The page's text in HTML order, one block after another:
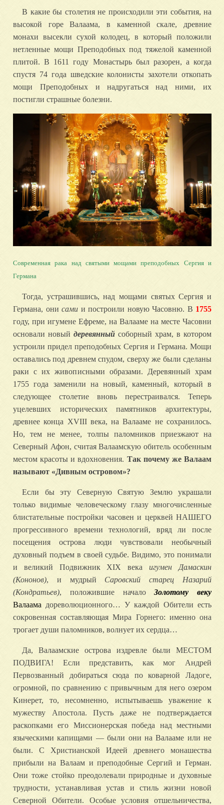
В какие бы столетия не происходили эти события, на
высокой горе Валаама, в каменной скале, древние
монахи высекли сухой колодец, в который положили
нетленные мощи Преподобных под тяжелой каменной
плитой. В 1611 году Монастырь был разорен, а когда
спустя 74 года шведские колонисты захотели откопать
мощи Преподобных и надругаться над ними, их
постигли страшные болезни.
Современная рака над святыми мощами преподобных Сергия и
Германа
Тогда, устрашившись, над мощами святых Сергия и
Германа, они сами и построили новую Часовню. В 1755
году, при игумене Ефреме, на Валааме на месте Часовни
основали новый деревянный соборный храм, в котором
устроили придел преподобных Сергия и Германа. Мощи
оставались под древнем спудом, сверху же были сделаны
раки с их живописными образами. Деревянный храм
1755 года заменили на новый, каменный, который в
следующее столетие вновь перестраивался. Теперь
уцелевших исторических памятников архитектуры,
древнее конца XVIII века, на Валааме не сохранилось.
Но, тем не менее, толпы паломников приезжают на
Северный Афон, считая Валаамскую обитель особенным
местом красоты и вдохновения. Так почему же Валаам
называют «Дивным островом»?
Если бы эту Северную Святую Землю украшали
только видимые человеческому глазу многочисленные
блистательные постройки часовен и церквей НАШЕГО
прогрессивного времени технологий, вряд ли после
посещения острова люди чувствовали необычный
духовный подъем в своей судьбе. Видимо, это понимали
и великий Подвижник XIX векаигумен Дамаскин
(Кононов), и мудрый Саровский старец Назарий
(Кондратьев), положившие началоЗолотому веку
Валаама дореволюционного… У каждой Обители есть
сокровенная составляющая Мира Горнего: именно она
трогает души паломников, волнует их сердца…
Да, Валаамские острова издревле были МЕСТОМ
ПОДВИГА! Если представить, как мог Андрей
Первозванный добираться сюда по коварной Ладоге,
огромной, по сравнению с привычным для него озером
Кинерет, то, несомненно, испытываешь уважение к
мужеству Апостола. Пусть даже не подтверждается
раскопками его Миссионерская победа над местными
языческими капищами — были они на Валааме или не
были. С Христианской Идеей древнего монашества
прибыли на Валаам и преподобные Сергий и Герман.
Они тоже стойко преодолевали природные и духовные
трудности, устанавливая устав и стиль жизни новой
Северной Обители. Особые условия отшельничества,